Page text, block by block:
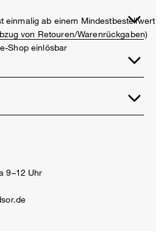
einmalig ab einem Mindestbestellwert
von Retouren/Warenrückgaben)
Shop einlösbar
9–12 Uhr